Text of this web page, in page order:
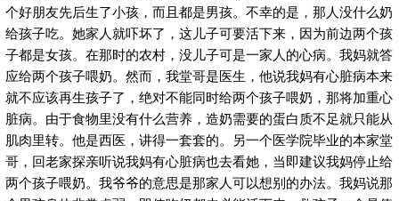
个好朋友先后生了小孩，而且都是男孩。不幸的是，那人没什么奶
给孩子吃。她家人就吓坏了，这儿子可要活下来，因为前边两个孩
子都是女孩。在那时的农村，没儿子可是一家人的心病。我妈就答
应给两个孩子喂奶。然而，我堂哥是医生，他说我妈有心脏病本来
就不应该再生孩子了，绝对不能同时给两个孩子喂奶，那将加重心
脏病。由于食物里没有什么营养，造奶需要的蛋白质不足就只能从
肌肉里转。他是西医，讲得一套套的。另一个医学院毕业的本家堂
哥，回老家探亲听说我妈有心脏病也去看她，当即建议我妈停止给
两个孩子喂奶。我爷爷的意思是那家人可以想别的办法。我妈说那